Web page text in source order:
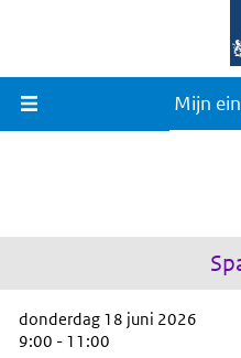
Mijn
donderdag 18 juni 2026
9:00 - 11:00